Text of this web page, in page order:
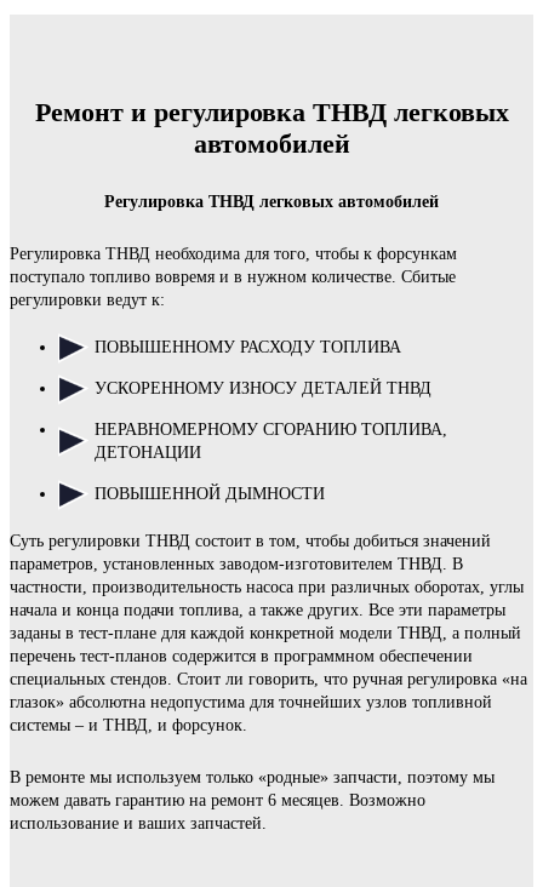
Ремонт и регулировка ТНВД легковых
автомобилей
Регулировка ТНВД легковых автомобилей
Регулировка ТНВД необходима для того, чтобы к форсункам
поступало топливо вовремя и в нужном количестве. Сбитые
регулировки ведут к:
ПОВЫШЕННОМУ РАСХОДУ ТОПЛИВА
УСКОРЕННОМУ ИЗНОСУ ДЕТАЛЕЙ ТНВД
НЕРАВНОМЕРНОМУ СГОРАНИЮ ТОПЛИВА,
ДЕТОНАЦИИ
ПОВЫШЕННОЙ ДЫМНОСТИ
Суть регулировки ТНВД состоит в том, чтобы добиться значений
параметров, установленных заводом-изготовителем ТНВД. В
частности, производительность насоса при различных оборотах, углы
начала и конца подачи топлива, а также других. Все эти параметры
заданы в тест-плане для каждой конкретной модели ТНВД, а полный
перечень тест-планов содержится в программном обеспечении
специальных стендов. Стоит ли говорить, что ручная регулировка «на
глазок» абсолютна недопустима для точнейших узлов топливной
системы – и ТНВД, и форсунок.
В ремонте мы используем только «родные» запчасти, поэтому мы
можем давать гарантию на ремонт 6 месяцев. Возможно
использование и ваших запчастей.